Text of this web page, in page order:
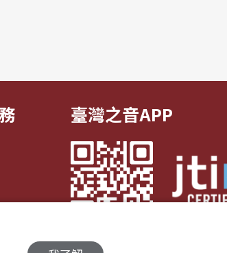
臺灣之音APP